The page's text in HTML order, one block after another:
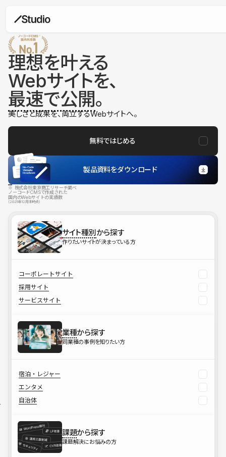
理想を叶える
Webサイトを、
最速で公開。
美しさと成果を、両立するWebサイトへ。
無料ではじめる
製品資料をダウンロード
※ 株式会社東京商工リサーチ調べ
ノーコードCMSで作成された
国内のWebサイトの実績数
（2025年12月末時点）
サイト種別から探す
作りたいサイトが決まっている方
コーポレートサイト
採用サイト
サービスサイト
業種から探す
同業種の事例を知りたい方
宿泊・レジャー
エンタメ
自治体
課題から探す
課題解決にお悩みの方